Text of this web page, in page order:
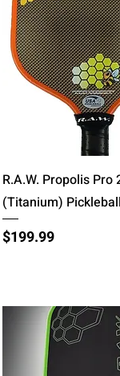
त्वरित दृश्य
R.A.W. Propolis Pro
(Titanium)
मूल्य
$199.99